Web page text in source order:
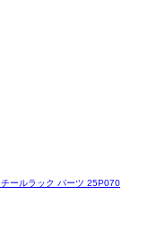
ールラック パーツ 25P070